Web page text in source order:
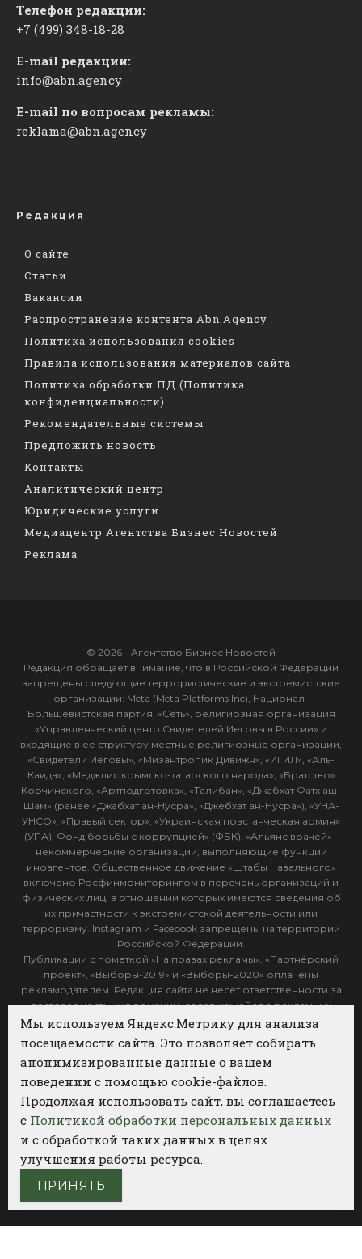
Телефон редакции:
+7 (499) 348-18-28
E-mail редакции:
info@abn.agency
E-mail по вопросам рекламы:
reklama@abn.agency
Редакция
О сайте
Статьи
Вакансии
Распространение контента Abn.Agency
Политика использования cookies
Правила использования материалов сайта
Политика обработки ПД (Политика
конфиденциальности)
Рекомендательные системы
Предложить новость
Контакты
Аналитический центр
Юридические услуги
Медиацентр Агентства Бизнес Новостей
Реклама
© 2026 - Агентство Бизнес Новостей
Редакция обращает внимание, что в Российской Федерации
запрещены следующие террористические и экстремистские
организации: Meta (Meta Platforms Inc), Национал-
Большевистская партия, «Сеть», религиозная организация
«Управленческий центр Свидетелей Иеговы в России» и
входящие в ее структуру местные религиозные организации,
«Свидетели Иеговы», «Мизантропик Дивижн», «ИГИЛ», «Аль-
Каида», «Меджлис крымско-татарского народа», «Братство»
Корчинского, «Артподготовка», «Талибан», «Джабхат Фатх аш-
Шам» (ранее «Джабхат ан-Нусра», «Джебхат ан-Нусра»), «УНА-
УНСО», «Правый сектор», «Украинская повстанческая армия»
(УПА). Фонд борьбы с коррупцией» (ФБК), «Альянс врачей» -
некоммерческие организации, выполняющие функции
иноагентов. Общественное движение «Штабы Навального»
включено Росфинмониторингом в перечень организаций и
физических лиц, в отношении которых имеются сведения об
их причастности к экстремистской деятельности или
терроризму. Instagram и Facebook запрещены на территории
Российской Федерации.
Публикации с пометкой «На правах рекламы», «Партнёрский
проект», «Выборы-2019» и «Выборы-2020» оплачены
рекламодателем. Редакция сайта не несет ответственности за
достоверность информации, содержащейся в рекламных
объявлениях.
Категории
ФОТОБАНК АГЕНТСТВА БИЗНЕС НОВОСТЕЙ
РЕГИОНЫ ПОЛИТИКА ОБЩЕСТВО
Мы используем Яндекс.Метрику для анализа
посещаемости сайта. Это позволяет собирать
анонимизированные данные о вашем
поведении с помощью cookie-файлов.
Продолжая использовать сайт, вы соглашаетесь
с Политикой обработки персональных данных
и с обработкой таких данных в целях
улучшения работы ресурса.
ПРИНЯТЬ